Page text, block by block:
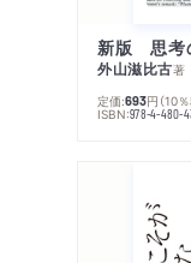
新版 思考
外山滋比古著
定価:693円 （10
ISBN:978-4-480-